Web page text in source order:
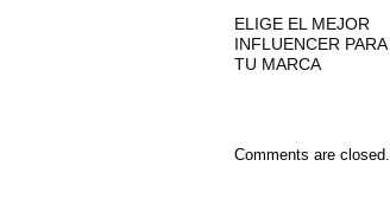
ELIGE EL MEJOR
INFLUENCER PARA
TU MARCA
Comments are closed.